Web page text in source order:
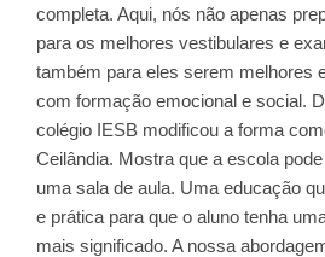
completa. Aqui, nós não apenas
para os melhores vestibulares e
também para eles serem melhores
com formação emocional e social.
colégio IESB modificou a forma
Ceilândia. Mostra que a escola
uma sala de aula. Uma educação
e prática para que o aluno tenha
mais significado. A nossa